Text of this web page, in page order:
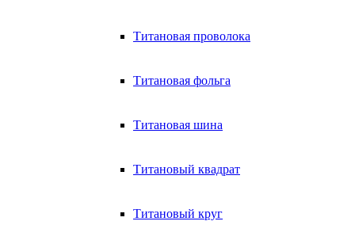
Титановая проволока
Титановая фольга
Титановая шина
Титановый квадрат
Титановый круг